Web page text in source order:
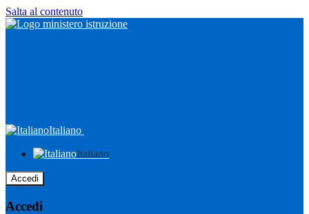
Salta al contenuto
Italiano
Italiano
Accedi
Accedi